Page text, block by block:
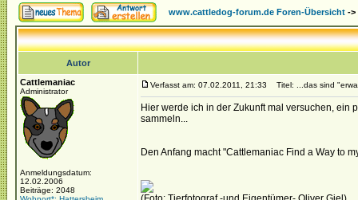
www.cattledog-forum.de Foren-Übersicht ->
Autor
Cattlemaniac
Administrator
Anmeldungsdatum:
12.02.2006
Beiträge: 2048
Verfasst am: 07.02.2011, 21:33 Titel: ...das sind
Hier werde ich in der Zukunft mal versuchen, ein
sammeln...
Den Anfang macht "Cattlemaniac Find a Way to